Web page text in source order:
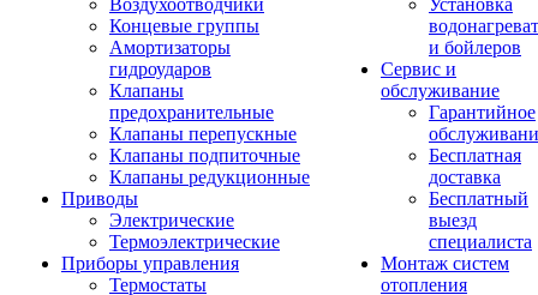
Воздухоотводчики
Концевые группы
Амортизаторы
гидроударов
Клапаны
предохранительные
Клапаны перепускные
Клапаны подпиточные
Клапаны редукционные
Приводы
Электрические
Термоэлектрические
Приборы управления
Термостаты
Установка
и бойлеров
Сервис и
обслуживание
Гарантийное
Бесплатная
доставка
Бесплатный
выезд
специалиста
Монтаж систем
отопления